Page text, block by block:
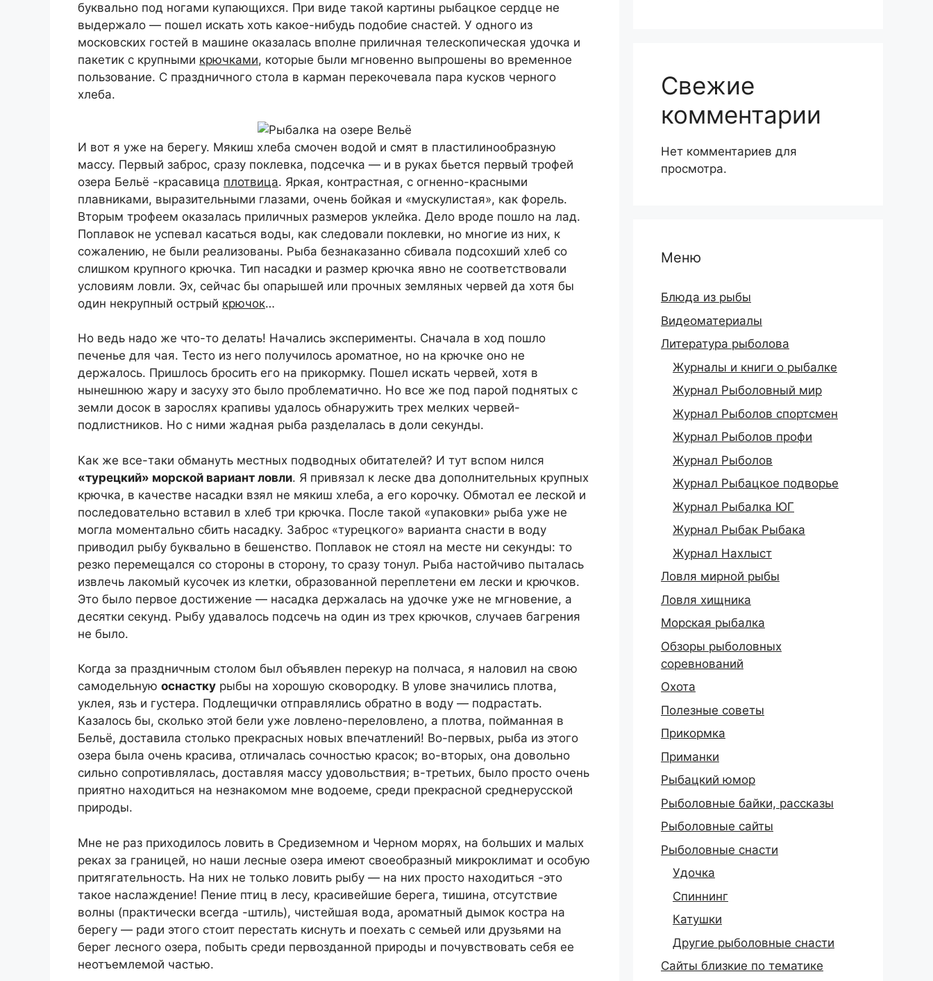
буквально под ногами купающихся. При виде такой картины рыбацкое сердце не
выдержало — пошел искать хоть какое-нибудь подобие снастей. У одного из
московских гостей в машине оказалась вполне приличная телескопическая удочка и
пакетик с крупными крючками, которые были мгновенно выпрошены во временное
пользование. С праздничного стола в карман перекочевала пара кусков черного
хлеба.
И вот я уже на берегу. Мякиш хлеба смочен водой и смят в пластилинообразную
массу. Первый заброс, сразу поклевка, подсечка — и в руках бьется первый трофей
озера Бельё -красавица плотвица. Яркая, контрастная, с огненно-красными
плавниками, выразительными глазами, очень бойкая и «мускулистая», как форель.
Вторым трофеем оказалась приличных размеров уклейка. Дело вроде пошло на лад.
Поплавок не успевал касаться воды, как следовали поклевки, но многие из них, к
сожалению, не были реализованы. Рыба безнаказанно сбивала подсохший хлеб со
слишком крупного крючка. Тип насадки и размер крючка явно не соответствовали
условиям ловли. Эх, сейчас бы опарышей или прочных земляных червей да хотя бы
один некрупный острый крючок…
Но ведь надо же что-то делать! Начались эксперименты. Сначала в ход пошло
печенье для чая. Тесто из него получилось ароматное, но на крючке оно не
держалось. Пришлось бросить его на прикормку. Пошел искать червей, хотя в
нынешнюю жару и засуху это было проблематично. Но все же под парой поднятых с
земли досок в зарослях крапивы удалось обнаружить трех мелких червей-
подлистников. Но с ними жадная рыба разделалась в доли секунды.
Как же все-таки обмануть местных подводных обитателей? И тут вспом нился
«турецкий» морской вариант ловли. Я привязал к леске два дополнительных крупных
крючка, в качестве насадки взял не мякиш хлеба, а его корочку. Обмотал ее леской и
последовательно вставил в хлеб три крючка. После такой «упаковки» рыба уже не
могла моментально сбить насадку. Заброс «турецкого» варианта снасти в воду
приводил рыбу буквально в бешенство. Поплавок не стоял на месте ни секунды: то
резко перемещался со стороны в сторону, то сразу тонул. Рыба настойчиво пыталась
извлечь лакомый кусочек из клетки, образованной переплетени ем лески и крючков.
Это было первое достижение — насадка держалась на удочке уже не мгновение, а
десятки секунд. Рыбу удавалось подсечь на один из трех крючков, случаев багрения
не было.
Когда за праздничным столом был объявлен перекур на полчаса, я наловил на свою
самодельную оснастку рыбы на хорошую сковородку. В улове значились плотва,
уклея, язь и густера. Подлещички отправлялись обратно в воду — подрастать.
Казалось бы, сколько этой бели уже ловлено-переловлено, а плотва, пойманная в
Бельё, доставила столько прекрасных новых впечатлений! Во-первых, рыба из этого
озера была очень красива, отличалась сочностью красок; во-вторых, она довольно
сильно сопротивлялась, доставляя массу удовольствия; в-третьих, было просто очень
приятно находиться на незнакомом мне водоеме, среди прекрасной среднерусской
природы.
Мне не раз приходилось ловить в Средиземном и Черном морях, на больших и малых
реках за границей, но наши лесные озера имеют своеобразный микроклимат и особую
притягательность. На них не только ловить рыбу — на них просто находиться -это
такое наслаждение! Пение птиц в лесу, красивейшие берега, тишина, отсутствие
волны (практически всегда -штиль), чистейшая вода, ароматный дымок костра на
берегу — ради этого стоит перестать киснуть и поехать с семьей или друзьями на
берег лесного озера, побыть среди первозданной природы и почувствовать себя ее
неотъемлемой частью.
Свежие
комментарии
Нет комментариев для
просмотра.
Меню
Блюда из рыбы
Видеоматериалы
Литература рыболова
Журналы и книги о рыбалке
Журнал Рыболовный мир
Журнал Рыболов спортсмен
Журнал Рыболов профи
Журнал Рыболов
Журнал Рыбацкое подворье
Журнал Рыбалка ЮГ
Журнал Рыбак Рыбака
Журнал Нахлыст
Ловля мирной рыбы
Ловля хищника
Морская рыбалка
Обзоры рыболовных
соревнований
Охота
Полезные советы
Прикормка
Приманки
Рыбацкий юмор
Рыболовные байки, рассказы
Рыболовные сайты
Рыболовные снасти
Удочка
Спиннинг
Катушки
Другие рыболовные снасти
Сайты близкие по тематике